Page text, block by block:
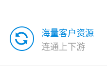
海量客户资源
连通上下游